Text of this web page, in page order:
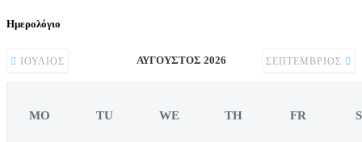
Ημερολόγιο
ΙΟΎΛΙΟΣ ΑΎΓΟΥΣΤΟΣ 2026 ΣΕΠΤΈΜΒΡΙΟΣ
MO TU WE TH FR